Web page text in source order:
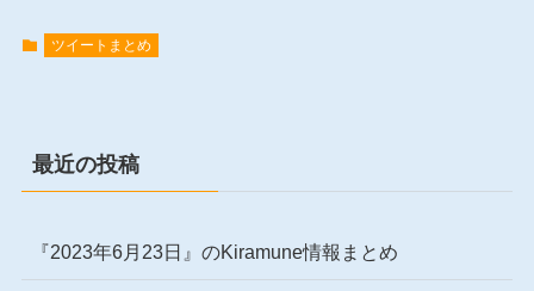
ツイートまとめ
最近の投稿
『2023年6月23日』のKiramune情報まとめ